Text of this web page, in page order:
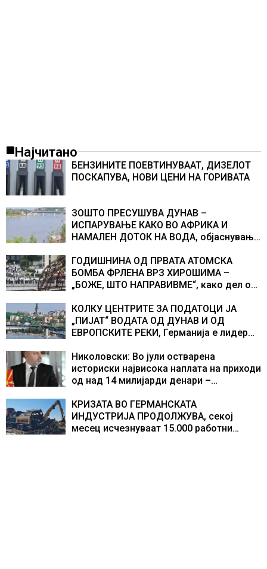
Најчитано
БЕНЗИНИТЕ ПОЕВТИНУВААТ, ДИЗЕЛОТ
ПОСКАПУВА, НОВИ ЦЕНИ НА ГОРИВАТА
ЗОШТО ПРЕСУШУВА ДУНАВ –
ИСПАРУВАЊЕ КАКО ВО АФРИКА И
НАМАЛЕН ДОТОК НА ВОДА, објаснување
ГОДИШНИНА ОД ПРВАТА АТОМСКА
БОМБА ФРЛЕНА ВРЗ ХИРОШИМА –
„БОЖЕ, ШТО НАПРАВИВМЕ“, како дел од
учесниците во бомбардирањето го
доживуваа овој настан што го промени
текот на историјата
КОЛКУ ЦЕНТРИТЕ ЗА ПОДАТОЦИ ЈА
„ПИЈАТ“ ВОДАТА ОД ДУНАВ И ОД
ЕВРОПСКИТЕ РЕКИ, Германија е лидер
центри за податоци
Николовски: Во јули остварена
историски највисока наплата на приходи
од над 14 милијарди денари –
резултати
КРИЗАТА ВО ГЕРМАНСКАТА
ИНДУСТРИЈА ПРОДОЛЖУВА, секој
месец исчезнуваат 15.000 работни